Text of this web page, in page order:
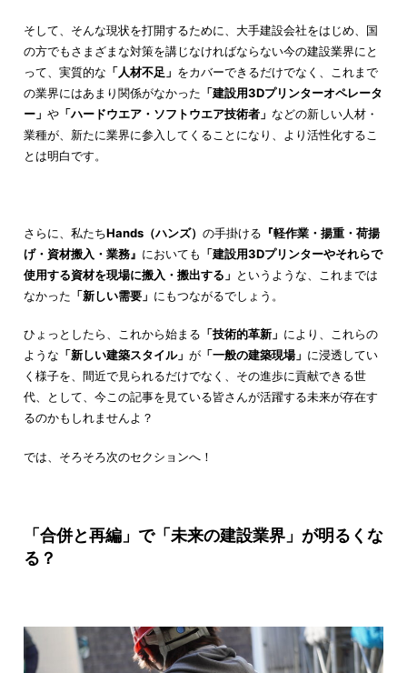
そして、そんな現状を打開するために、大手建設会社をはじめ、国
の方でもさまざまな対策を講じなければならない今の建設業界にと
って、実質的な 「人材不足」 をカバーできるだけでなく、これまで
の業界にはあまり関係がなかった 「建設用3Dプリンターオペレータ
ー」 や「ハードウエア・ソフトウエア技術者」 などの新しい人材・
業種が、新たに業界に参入してくることになり、より活性化するこ
とは明白です。
さらに、私たちHands（ハンズ） の手掛ける 『軽作業・揚重・荷揚
げ・資材搬入・業務』 においても 「建設用3Dプリンターやそれらで
使用する資材を現場に搬入・搬出する」 というような、これまでは
なかった 「新しい需要」 にもつながるでしょう。
ひょっとしたら、これから始まる 「技術的革新」 により、これらの
ような 「新しい建築スタイル」 が「一般の建築現場」 に浸透してい
く様子を、間近で見られるだけでなく、その進歩に貢献できる世
代、として、今この記事を見ている皆さんが活躍する未来が存在す
るのかもしれませんよ？
では、そろそろ次のセクションへ！
「合併と再編」で「未来の建設業界」が明るくな
る？